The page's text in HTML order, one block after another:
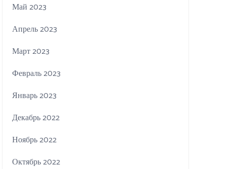
Май 2023
Апрель 2023
Март 2023
Февраль 2023
Январь 2023
Декабрь 2022
Ноябрь 2022
Октябрь 2022